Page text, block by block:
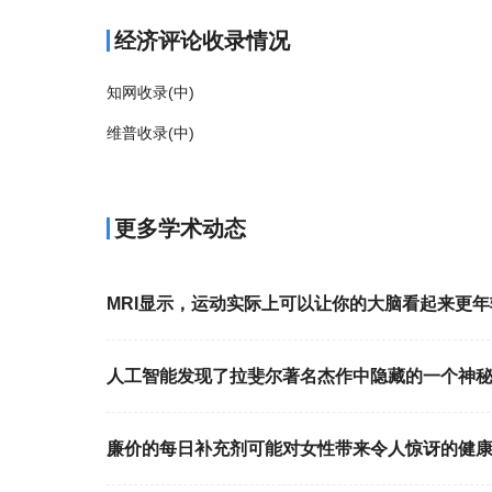
经济评论收录情况
知网收录(中)
维普收录(中)
更多学术动态
MRI显示，运动实际上可以让你的大脑看起来更
人工智能发现了拉斐尔著名杰作中隐藏的一个神
廉价的每日补充剂可能对女性带来令人惊讶的健